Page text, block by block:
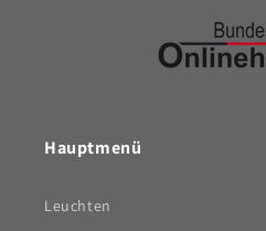
Hauptmenü
Leuchten